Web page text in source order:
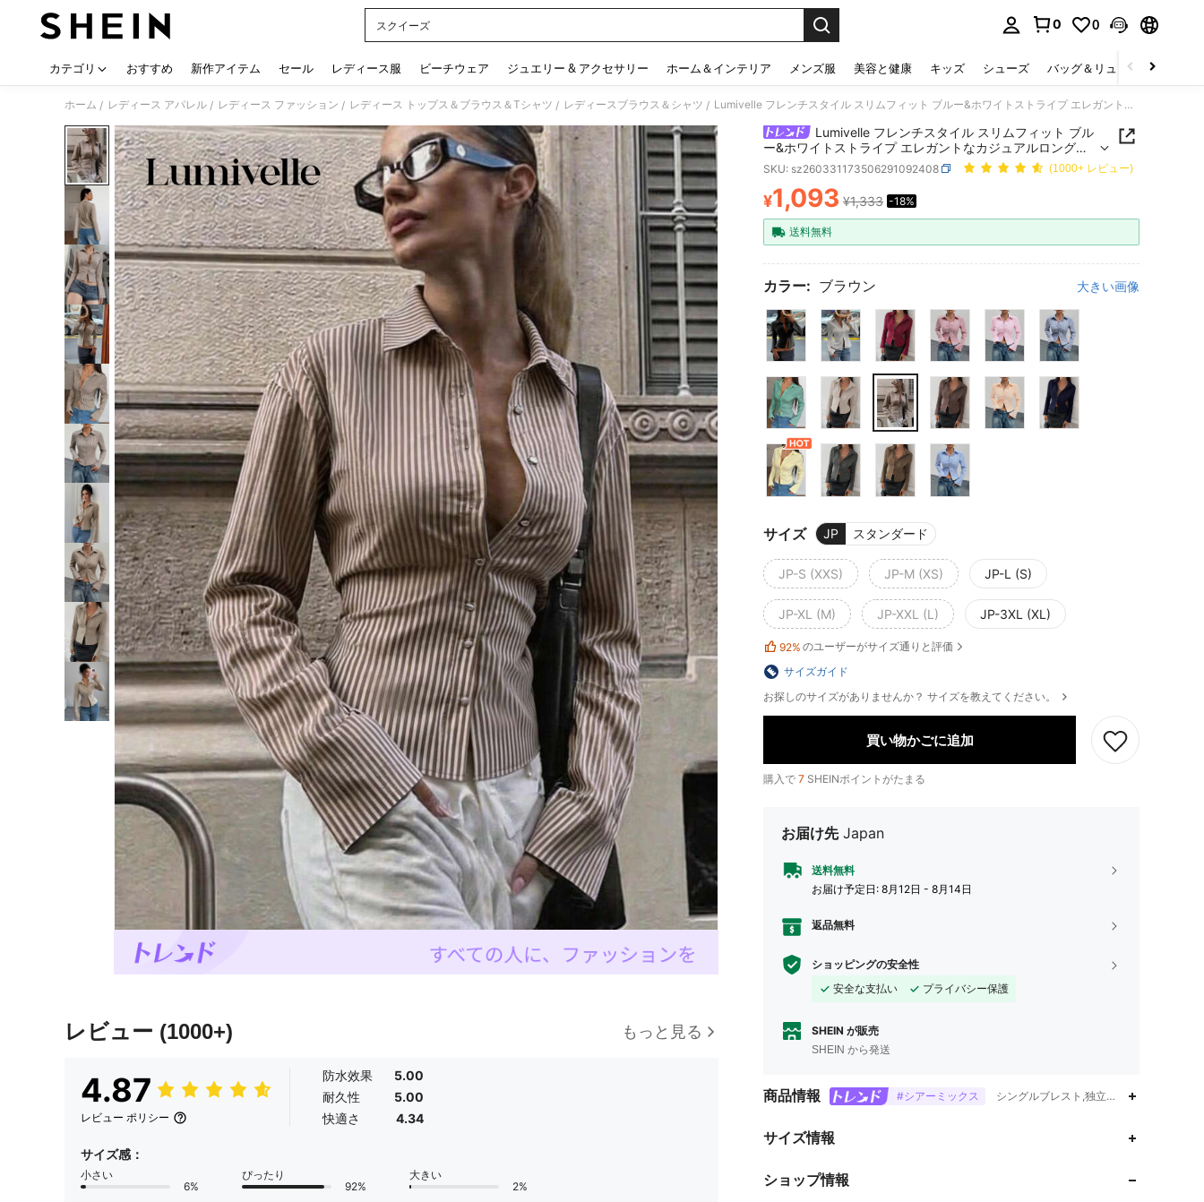
スクイーズ
0 0
カテゴリ おすすめ 新作アイテム セール レディース服 ビーチウェア ジュエリー & アクセサリー ホーム＆インテリア メンズ服 美容と健康 キッズ シューズ バッグ＆リュック
ホーム / レディース アパレル / レディース ファッション / レディース トップス＆ブラウス＆Tシャツ / レディースブラウス＆シャツ / Lumivelle フレンチスタイル スリムフィット ブルー&ホワイトストライプ エレガントなカジュアルロングスリーブブラウス(レディース)
レビュー (1000+) もっと見る
4.87
レビュー ポリシー
防水效果
5.00
耐久性
5.00
快適さ
4.34
サイズ感：
小さい
6%
ぴったり
92%
大きい
2%
Lumivelle フレンチスタイル スリムフィット ブル
ー&ホワイトストライプ エレガントなカジュアルロングス
リーブブラウス(レディース)
SKU: sz260331173506291092408 (1000+ レビュー)
PRICE AND AVAILABILITY
¥1,093 ¥1,333 -18%
送料無料
カラー: ブラウン 大きい画像
サイズ JP スタンダード
JP-S (XXS) JP-M (XS) JP-L (S)
JP-XL (M) JP-XXL (L) JP-3XL (XL)
92% のユーザーがサイズ通りと評価
サイズガイド
お探しのサイズがありませんか？ サイズを教えてください。
買い物かごに追加
購入で 7 SHEINポイントがたまる
お届け先 Japan
送料無料
お届け予定日: 8月12日 - 8月14日
返品無料
ショッピングの安全性
安全な支払い
プライバシー保護
SHEIN が販売
SHEIN から発送
商品情報 #シアーミックス シングルブレスト,独立記念日,シャツカラ
サイズ情報
ショップ情報
4.82